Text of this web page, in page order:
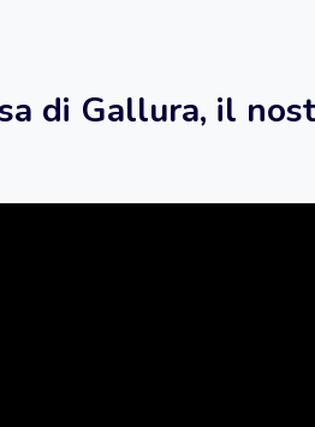
di Gallura, il